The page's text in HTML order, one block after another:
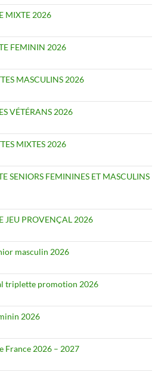
MIXTE 2026
FEMININ 2026
MASCULINS 2026
VÉTÉRANS 2026
MIXTES 2026
SENIORS FEMININES ET MASCULINS
JEU PROVENÇAL 2026
masculin 2026
triplette promotion 2026
2026
France 2026 – 2027